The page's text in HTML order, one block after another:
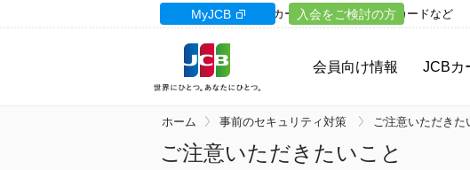
カードサイト
会員向け情報 JCBカ
カードローン ギフトカードなど
入会をご検討の方
MyJCB
ホーム 事前のセキュリティ対策 ご注意いただきた
ご注意いただきたいこと